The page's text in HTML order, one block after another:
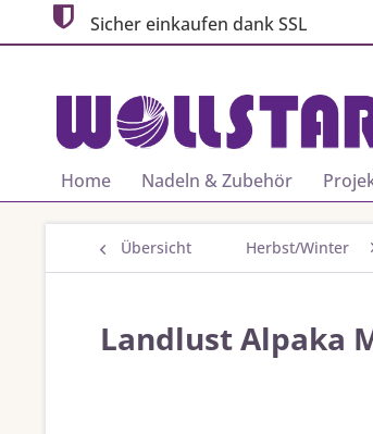
Sicher einkaufen dank SSL
Home Nadeln & Zubehör
Übersicht Herbst/Winter
Landlust Alpaka